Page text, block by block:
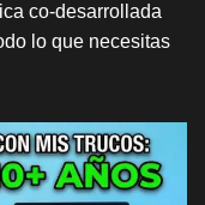
co-desarrollada
lo que necesitas